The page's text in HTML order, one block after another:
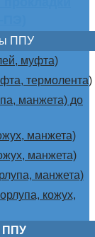
ППУ
муфта)
термолента)
манжета) до
манжета)
манжета)
манжета)
кожух,
ППУ